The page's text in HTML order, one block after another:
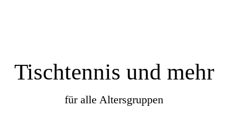
Tischtennis und mehr
für alle Altersgruppen